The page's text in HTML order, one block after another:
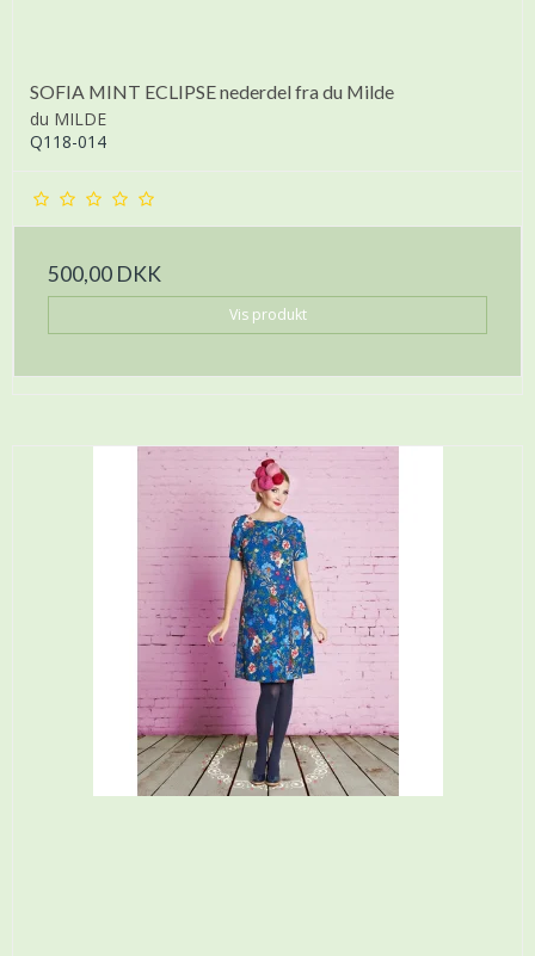
SOFIA MINT ECLIPSE nederdel fra du Milde
du MILDE
Q118-014
500,00 DKK
Vis produkt